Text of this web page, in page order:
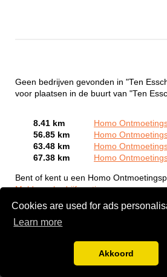
Cookies are used for ads
Learn more
Akkoord
Geen bedrijven gevonden in "Ten
voor plaatsen in de buurt van "Ten
8.41 km
Homo
56.85 km
Homo
63.48 km
Homo
67.38 km
Homo
Bent of kent u een Homo
Meld een bedrijf gratis aan